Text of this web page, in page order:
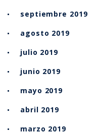
septiembre 2019
agosto 2019
julio 2019
junio 2019
mayo 2019
abril 2019
marzo 2019